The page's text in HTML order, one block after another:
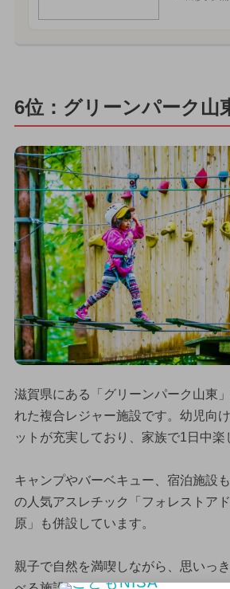
6位：グリーンパーク山
滋賀県にある「グリーンパーク山東
れた複合レジャー施設です。幼児向
ットが充実しており、家族で1日中楽
キャンプやバーベキュー、宿泊施設
の人気アスレチック「フォレストア
原」も併設しています。
親子で自然を満喫しながら、思いっ